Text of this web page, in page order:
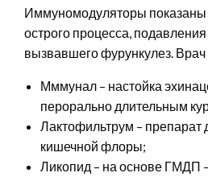
Иммуномодуляторы показаны
острого процесса,
вызвавшего фурункулез. Врач
Мммунал – настойка
перорально длительным
Лактофильтрум – препарат
кишечной флоры;
Ликопид – на основе ГМДП